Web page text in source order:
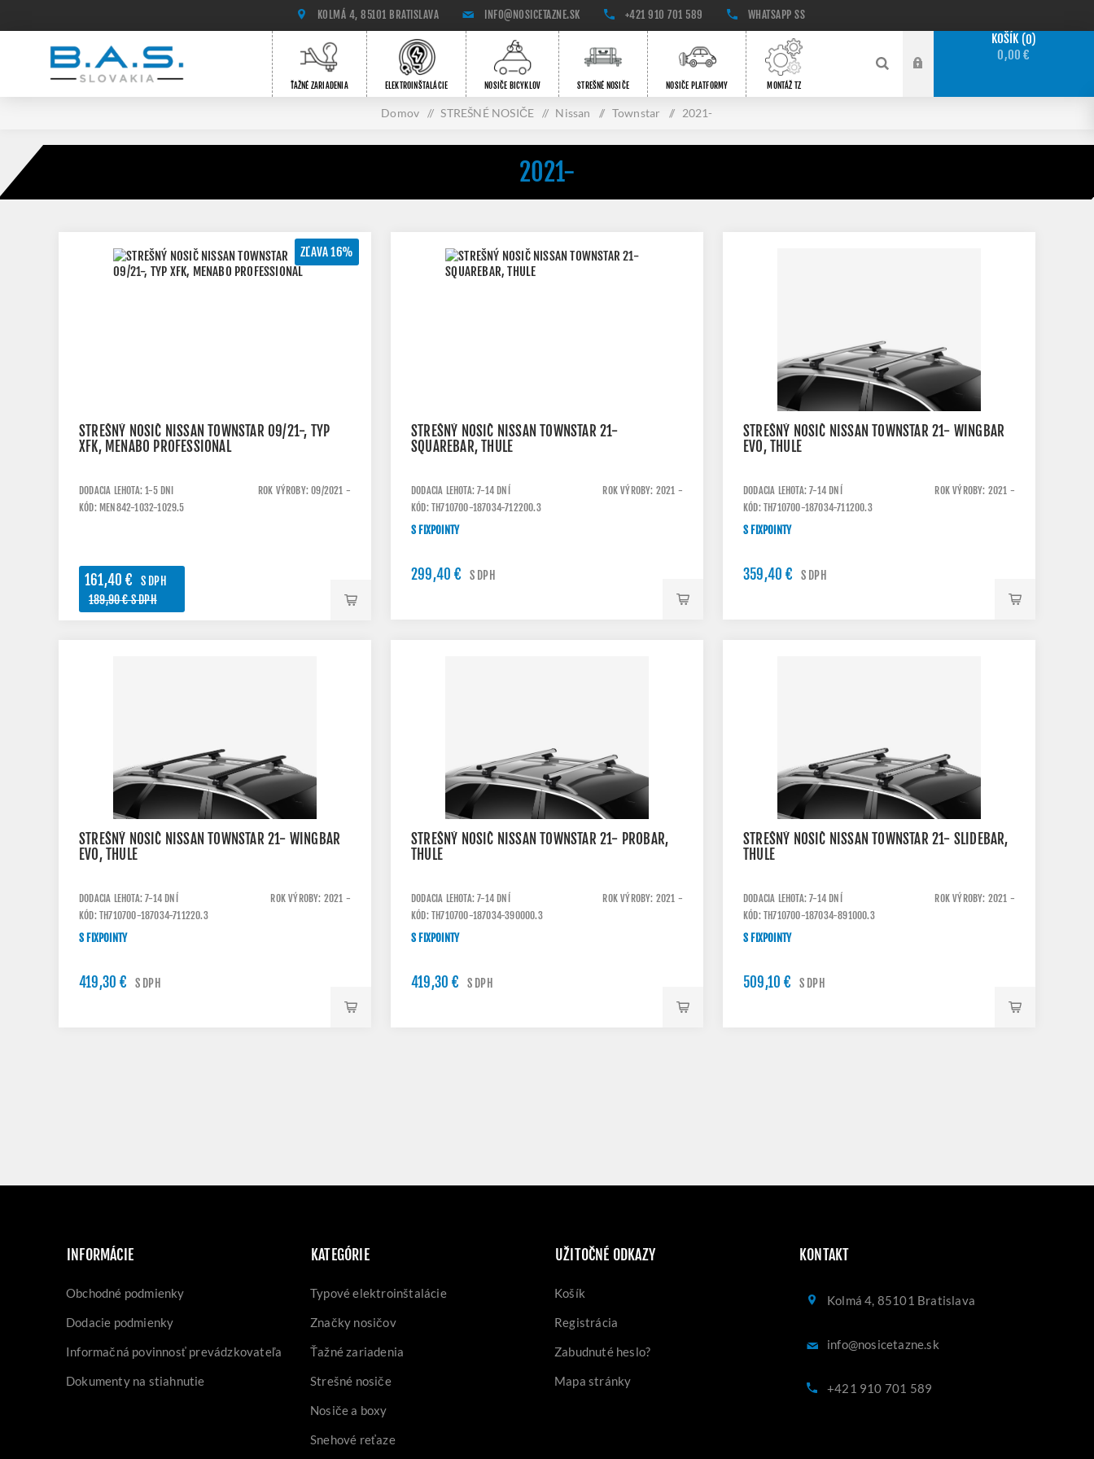
KOLMÁ 4, 85101 BRATISLAVA INFO@NOSICETAZNE.SK +421 910 701 589 WHATSAPP SS
ŤAŽNÉ ZARIADENIA ELEKTROINŠTALÁCIE NOSIČE BICYKLOV STREŠNÉ NOSIČE NOSIČE PLATFORMY MONTÁŽ TZ
KOŠÍK 0
0,00 €
Domov / STREŠNÉ NOSIČE / Nissan / Townstar / 2021-
2021-
ZĽAVA 16%
STREŠNÝ NOSIČ NISSAN TOWNSTAR 09/21-, TYP
XFK, MENABO PROFESSIONAL
DODACIA LEHOTA: 1-5 DNI
ROK VÝROBY: 09/2021 -
KÓD: MEN842-1032-1029.5
161,40 €
S DPH
189,90 € S DPH
STREŠNÝ NOSIČ NISSAN TOWNSTAR 21-
SQUAREBAR, THULE
DODACIA LEHOTA: 7-14 DNÍ
ROK VÝROBY: 2021 -
KÓD: TH710700-187034-712200.3
S FIXPOINTY
299,40 € S DPH
STREŠNÝ NOSIČ NISSAN TOWNSTAR 21- WINGBAR
EVO, THULE
DODACIA LEHOTA: 7-14 DNÍ
ROK VÝROBY: 2021 -
KÓD: TH710700-187034-711200.3
S FIXPOINTY
359,40 € S DPH
STREŠNÝ NOSIČ NISSAN TOWNSTAR 21- WINGBAR
EVO, THULE
DODACIA LEHOTA: 7-14 DNÍ
ROK VÝROBY: 2021 -
KÓD: TH710700-187034-711220.3
S FIXPOINTY
419,30 € S DPH
STREŠNÝ NOSIČ NISSAN TOWNSTAR 21- PROBAR,
THULE
DODACIA LEHOTA: 7-14 DNÍ
ROK VÝROBY: 2021 -
KÓD: TH710700-187034-390000.3
S FIXPOINTY
419,30 € S DPH
STREŠNÝ NOSIČ NISSAN TOWNSTAR 21- SLIDEBAR,
THULE
DODACIA LEHOTA: 7-14 DNÍ
ROK VÝROBY: 2021 -
KÓD: TH710700-187034-891000.3
S FIXPOINTY
509,10 € S DPH
INFORMÁCIE
Obchodné podmienky
Dodacie podmienky
Informačná povinnosť prevádzkovateľa
Dokumenty na stiahnutie
KATEGÓRIE
Typové elektroinštalácie
Značky nosičov
Ťažné zariadenia
Strešné nosiče
Nosiče a boxy
Snehové reťaze
UŽITOČNÉ ODKAZY
Košík
Registrácia
Zabudnuté heslo?
Mapa stránky
KONTAKT
Kolmá 4, 85101 Bratislava
info@nosicetazne.sk
+421 910 701 589